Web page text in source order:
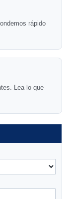
rápido
Lea lo que